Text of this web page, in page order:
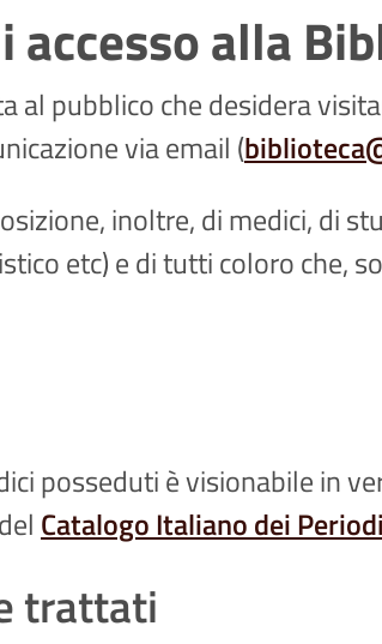
alla
al pubblico che desidera
via email (
inoltre, di medici, di
etc) e di tutti coloro che,
posseduti è visionabile in
Catalogo Italiano dei
trattati